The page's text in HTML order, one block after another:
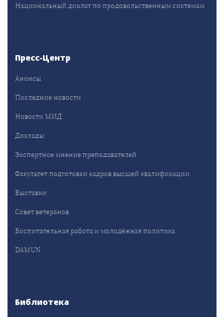
Национальный диалог по продовольственным системам
Пресс-Центр
Анонсы
Последние новости
Новости МИД
Доклады
Экспертное мнение преподавателей
Факультет подготовки кадров высшей квалификации
Выставки
Совет ветеранов
Воспитательная работа и молодёжная политика
DAMUN
Библиотека